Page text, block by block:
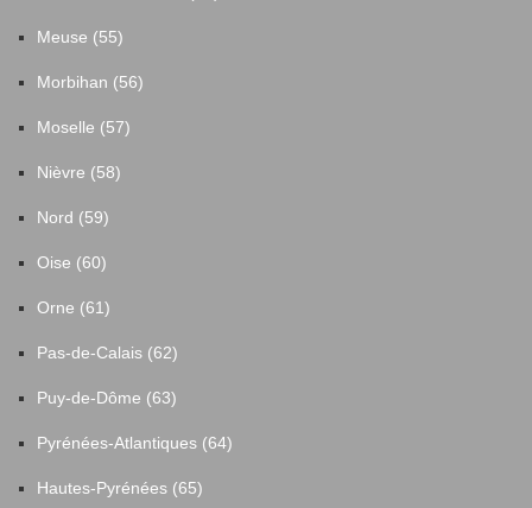
Meuse (55)
Morbihan (56)
Moselle (57)
Nièvre (58)
Nord (59)
Oise (60)
Orne (61)
Pas-de-Calais (62)
Puy-de-Dôme (63)
Pyrénées-Atlantiques (64)
Hautes-Pyrénées (65)